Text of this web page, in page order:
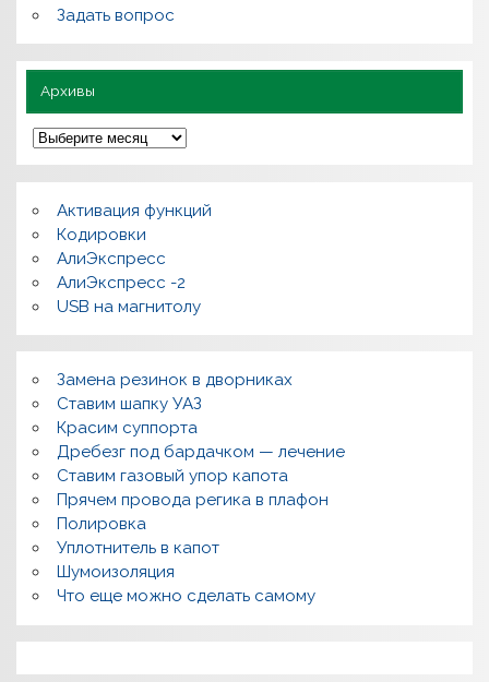
з
н
Задать вопрос
Архивы
А
р
х
и
ы
Активация функций
Кодировки
АлиЭкспресс
АлиЭкспресс -2
USB на магнитолу
Замена резинок в дворниках
Ставим шапку УАЗ
Красим суппорта
Дребезг под бардачком — лечение
Ставим газовый упор капота
Прячем провода регика в плафон
Полировка
Уплотнитель в капот
Шумоизоляция
Что еще можно сделать самому